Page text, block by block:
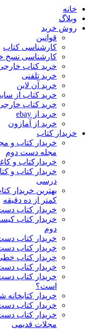
خانه
وبلاگ
روش خرید
قوانین
کارشناسی کتاب
کارشناسی نسخ
خرید کتاب
خرید تلفنی
خرید آن لاین
خرید کتاب از
خرید کتاب
خرید از ebay
خرید از آمازون
خریدار کتاب
خریدار کتاب و
مجله دست دوم
خریدارکتاب و
خریدار کتاب و
درسی
بهترین خریدار
کمتر از ده دقیقه
خریدار کتاب
خریدار کتاب
دوم
خریدار کتاب
خریدار کتاب
خریدار کتاب
خریدار کتاب
خریدار کتاب
است؟
خریدار
خریدار کتاب
خریدار کتاب
مجلات قدیمی